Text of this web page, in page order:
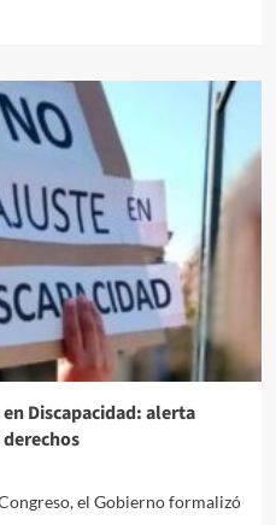
Discapacidad: alerta
el Gobierno formalizó